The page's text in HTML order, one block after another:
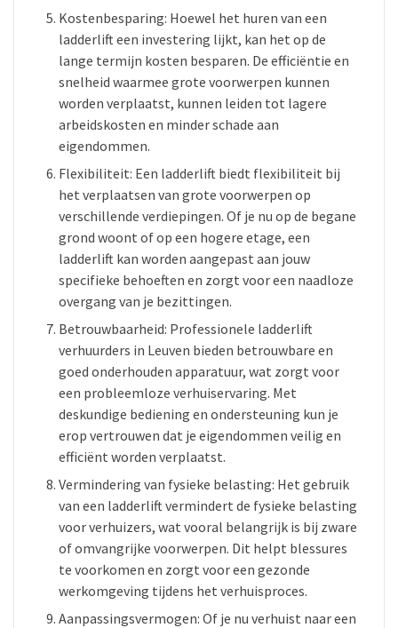
Kostenbesparing: Hoewel het huren van een
ladderlift een investering lijkt, kan het op de
lange termijn kosten besparen. De efficiëntie en
snelheid waarmee grote voorwerpen kunnen
worden verplaatst, kunnen leiden tot lagere
arbeidskosten en minder schade aan
eigendommen.
Flexibiliteit: Een ladderlift biedt flexibiliteit bij
het verplaatsen van grote voorwerpen op
verschillende verdiepingen. Of je nu op de begane
grond woont of op een hogere etage, een
ladderlift kan worden aangepast aan jouw
specifieke behoeften en zorgt voor een naadloze
overgang van je bezittingen.
Betrouwbaarheid: Professionele ladderlift
verhuurders in Leuven bieden betrouwbare en
goed onderhouden apparatuur, wat zorgt voor
een probleemloze verhuiservaring. Met
deskundige bediening en ondersteuning kun je
erop vertrouwen dat je eigendommen veilig en
efficiënt worden verplaatst.
Vermindering van fysieke belasting: Het gebruik
van een ladderlift vermindert de fysieke belasting
voor verhuizers, wat vooral belangrijk is bij zware
of omvangrijke voorwerpen. Dit helpt blessures
te voorkomen en zorgt voor een gezonde
werkomgeving tijdens het verhuisproces.
Aanpassingsvermogen: Of je nu verhuist naar een